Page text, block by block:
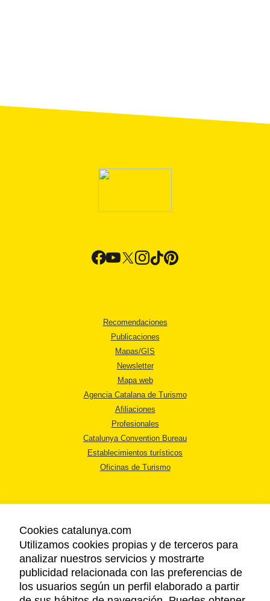
Recomendaciones
Publicaciones
Mapas/GIS
Newsletter
Mapa web
Agencia Catalana de Turismo
Afiliaciones
Profesionales
Catalunya Convention Bureau
Establecimientos turísticos
Oficinas de Turismo
AVISO LEGAL
POLÍTICA DE PRIVACIDAD
COOKIES
ACCESSIBILIDAD
Cookies catalunya.com
Utilizamos cookies propias y de terceros para
analizar nuestros servicios y mostrarte
publicidad relacionada con las preferencias de
los usuarios según un perfil elaborado a partir